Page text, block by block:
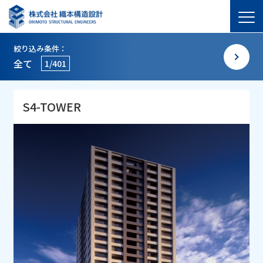
絞り込み条件：
全て 1/401
S4-TOWER